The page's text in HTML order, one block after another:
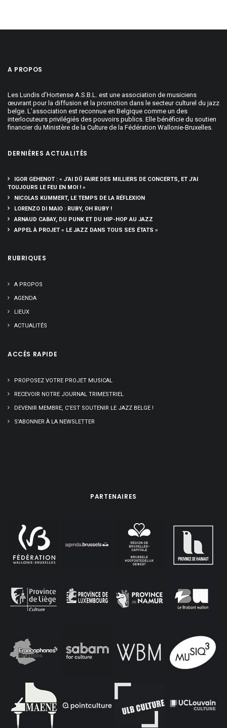
A PROPOS
Les Lundis d’Hortense A.S.B.L. est une association de musiciens
œuvrant pour la diffusion et la promotion dans le secteur culturel du jazz
belge. L’association est reconnue en Belgique comme un des
interlocuteurs privilégiés des pouvoirs publics. Elle bénéficie du soutien
financier du Ministère de la Culture de la Fédération Wallonie-Bruxelles.
DERNIÈRES ACTUALITÉS
IGOR GEHENOT : « J’AI DÛ FAIRE DES MILLIERS DE CONCERTS, ET J’AI
TOUJOURS LE FEU EN MOI ! »
NICOLAS KUMMERT, LE TEMPS DE LA RÉFLEXION
LORENZO DI MAIO : RUBY, OH RUBY !
ARNAUD CABAY, DU PUNK ET DU HIP-HOP AU JAZZ
APPEL À PROJET « LE JAZZ DANS TOUS SES ÉTATS »
RUBRIQUES
A PROPOS
AGENDA
LIEUX
ACTUALITÉS
ACCÈS RAPIDE
PROPOSEZ VOTRE PROJET MUSICAL
RECEVOIR NOTRE JOURNAL TRIMESTRIEL
DEVENIR MEMBRE, C’EST SOUTENIR LE JAZZ BELGE !
S’ABONNER À LA NEWSLETTER
PARTENAIRES